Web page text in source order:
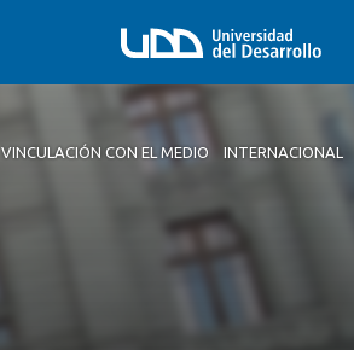
VINCULACIÓN CON EL MEDIO INTERNACIONAL